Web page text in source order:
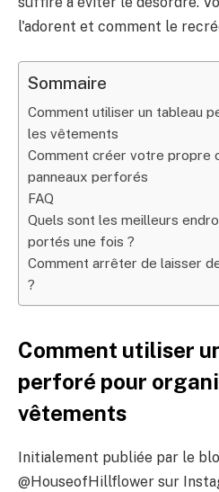
l'adorent et comment le
Sommaire
Comment utiliser un tableau
les vêtements
Comment créer votre propre
panneaux perforés
FAQ
Quels sont les meilleurs
portés une fois ?
Comment arrêter de laisser
?
Comment utiliser
perforé pour
vêtements
Initialement publiée par le
@HouseofHillflower sur